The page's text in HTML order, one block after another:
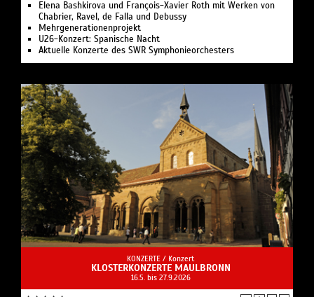
Elena Bashkirova und François-Xavier Roth mit Werken von
Chabrier, Ravel, de Falla und Debussy
Mehrgenerationenprojekt
U26-Konzert: Spanische Nacht
Aktuelle Konzerte des SWR Symphonieorchesters
KONZERTE / Konzert
KLOSTERKONZERTE MAULBRONN
16.5. bis 27.9.2026